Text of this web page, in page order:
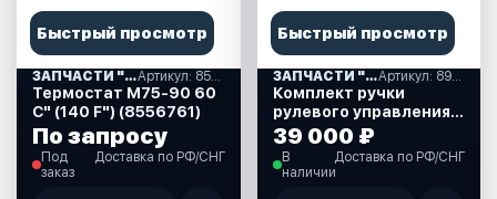
Быстрый просмотр
ЗАПЧАСТИ "MERCURY(75 ; 90)" США (10)
Термостат М75-90 60
С" (140 F") (8556761)
По запросу
Под
заказ
Доставка по РФ/СНГ
Быстрый просмотр
ЗАПЧАСТИ "MERCURY(75 ; 90)" США (10) Артикул: 896648A05
Комплект ручки
рулевого управления
для Mercury 75-115 л.с.
(896648A05)
39 000 ₽
В
наличии
Доставка по РФ/СНГ